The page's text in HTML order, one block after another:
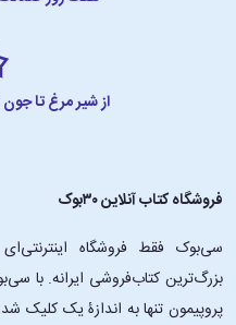
از شیر مرغ تا
فروشگاه کتاب آنلاین ۳۰بوک
سی‌بوک فقط فروشگاه
بزرگ‌ترین کتاب‌فروشی ایرانه. با